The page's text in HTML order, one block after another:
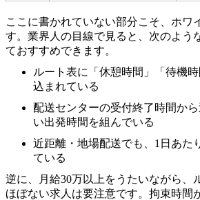
ここに書かれていない部分こそ、ホワ
す。業界人の目線で見ると、次のよう
ておすすめできます。
ルート表に「休憩時間」「待機
込まれている
配送センターの受付終了時間か
い出発時間を組んでいる
近距離・地場配送でも、1日あた
ている
逆に、月給30万以上をうたいながら、
ほぼない求人は要注意です。拘束時間